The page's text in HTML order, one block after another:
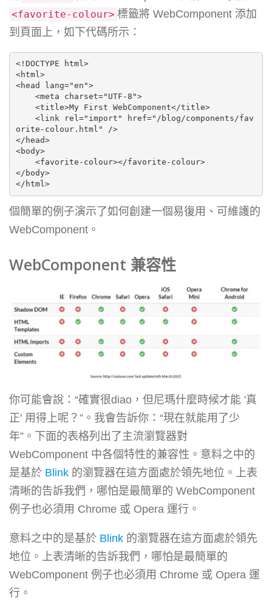
<favorite- colour> 標籤將 WebComponent 添加
到頁面上，如下代碼所示：
<!DOCTYPE html>
<html>
<head lang="en">
orite-colour.html" />
</head>
<body>
</body>
</html>
個簡單的例子演示了如何創建一個易復用、可維護的
WebComponent。
WebComponent 兼容性
你可能會說：“確實很diao，但尼瑪什麼時候才能 '真
正' 用得上呢？”。我會告訴你：“現在就能用了少
年”。下面的表格列出了主流瀏覽器對
WebComponent 中各個特性的兼容性。意料之中的
是基於 Blink 的瀏覽器在這方面處於領先地位。上表
清晰的告訴我們，哪怕是最簡單的 WebComponent
例子也必須用 Chrome 或 Opera 運行。
意料之中的是基於 Blink 的瀏覽器在這方面處於領先
地位。上表清晰的告訴我們，哪怕是最簡單的
WebComponent 例子也必須用 Chrome 或 Opera 運
行。